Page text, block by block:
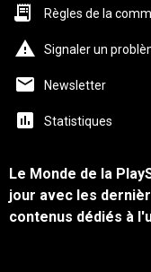
Règles de la
Signaler un
Newsletter
Statistiques
Le Monde de la
jour avec les
contenus dédiés à